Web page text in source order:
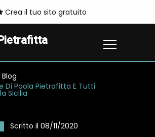
Crea il tuo sito gratuito
Blog
Di Paola Pietrafitta E Tutti
Sicilia
Scritto il 08/11/2020